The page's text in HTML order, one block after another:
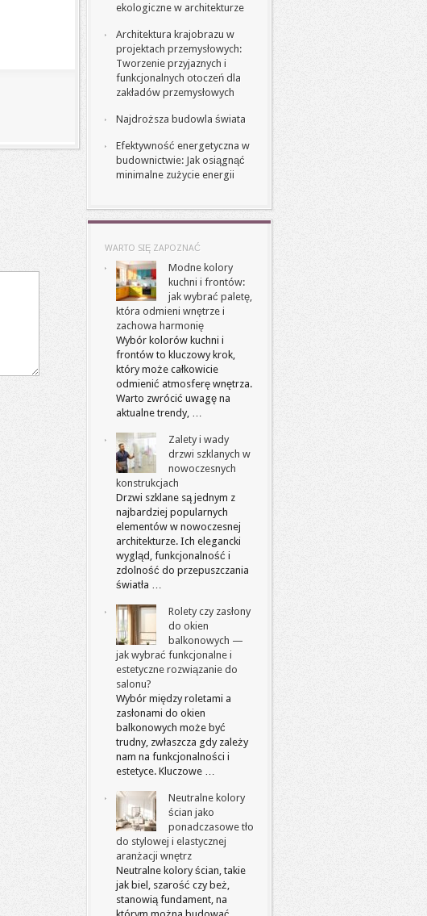
ekologiczne w architekturze
Architektura krajobrazu w
projektach przemysłowych:
Tworzenie przyjaznych i
funkcjonalnych otoczeń dla
zakładów przemysłowych
Najdroższa budowla świata
Efektywność energetyczna w
budownictwie: Jak osiągnąć
minimalne zużycie energii
WARTO SIĘ ZAPOZNAĆ
Modne kolory
kuchni i frontów:
jak wybrać paletę,
która odmieni wnętrze i
zachowa harmonię
Wybór kolorów kuchni i
frontów to kluczowy krok,
który może całkowicie
odmienić atmosferę wnętrza.
Warto zwrócić uwagę na
aktualne trendy, …
Zalety i wady
drzwi szklanych w
nowoczesnych
konstrukcjach
Drzwi szklane są jednym z
najbardziej popularnych
elementów w nowoczesnej
architekturze. Ich elegancki
wygląd, funkcjonalność i
zdolność do przepuszczania
światła …
Rolety czy zasłony
do okien
balkonowych —
jak wybrać funkcjonalne i
estetyczne rozwiązanie do
salonu?
Wybór między roletami a
zasłonami do okien
balkonowych może być
trudny, zwłaszcza gdy zależy
nam na funkcjonalności i
estetyce. Kluczowe …
Neutralne kolory
ścian jako
ponadczasowe tło
do stylowej i elastycznej
aranżacji wnętrz
Neutralne kolory ścian, takie
jak biel, szarość czy beż,
stanowią fundament, na